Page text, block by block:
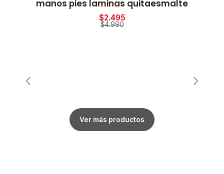
manos pies laminas quitaesmalte
$2.495
$4.990
Ver más productos